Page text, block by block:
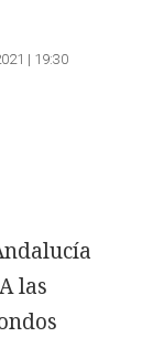
| 19:30
las